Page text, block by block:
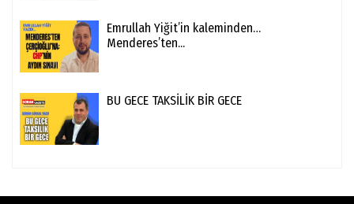
Emrullah Yiğit’in kaleminden…
Menderes’ten...
BU GECE TAKSİLİK BİR GECE